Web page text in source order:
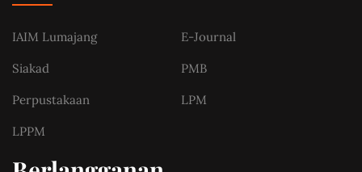
IAIM Lumajang E-Journal
Siakad PMB
Perpustakaan LPM
LPPM